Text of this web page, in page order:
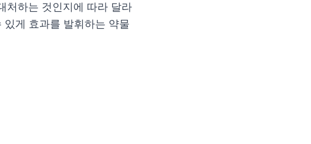
처하는 것인지에 따라 달라
게 효과를 발휘하는 약물